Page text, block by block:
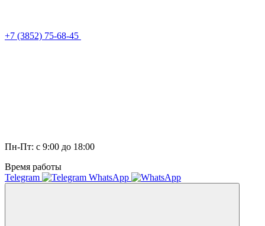
+7 (3852) 75-68-45
Пн-Пт: с 9:00 до 18:00
Время работы
Telegram
WhatsApp